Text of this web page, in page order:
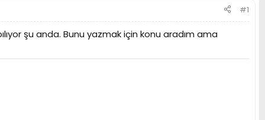
#1
şu anda. Bunu yazmak için konu aradım ama